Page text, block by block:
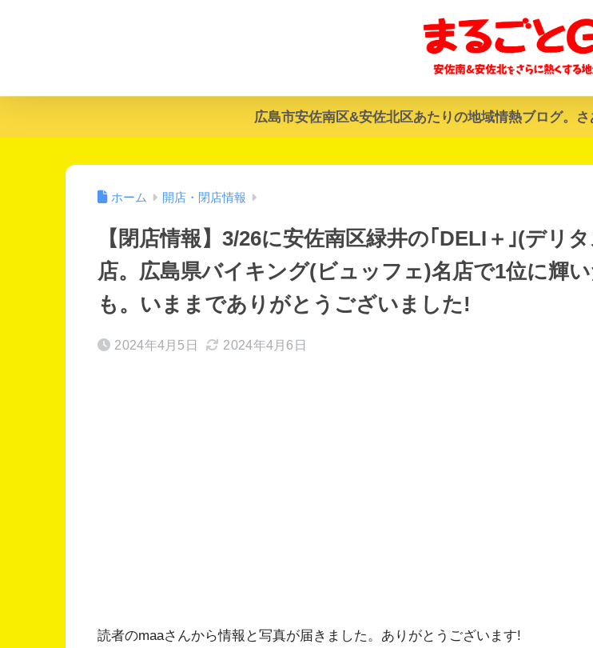
広島市安佐南区&安佐北区あたりの地域情熱ブログ。
ホーム 開店・閉店情報
【閉店情報】3/26に安佐南区緑井の｢DELI＋｣(デリ
店。広島県バイキング(ビュッフェ)名店で1位に輝
も。いままでありがとうございました!
2024年4月5日 2024年4月6日
読者のmaaさんから情報と写真が届きました。ありがとうございます!